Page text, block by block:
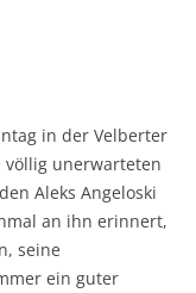
in der Velberter
völlig unerwarteten
Aleks Angeloski
an ihn erinnert,
seine
ein guter